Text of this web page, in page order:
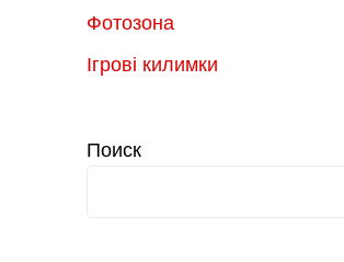
Фотозона
Ігрові килимки
Поиск